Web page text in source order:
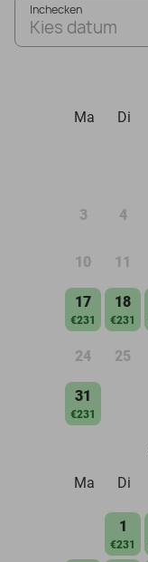
Inchecken
Kies datum
Ma
Di
3 4
10 11
17
€231
18
€231
24 25
31
€231
Ma
Di
1
€231